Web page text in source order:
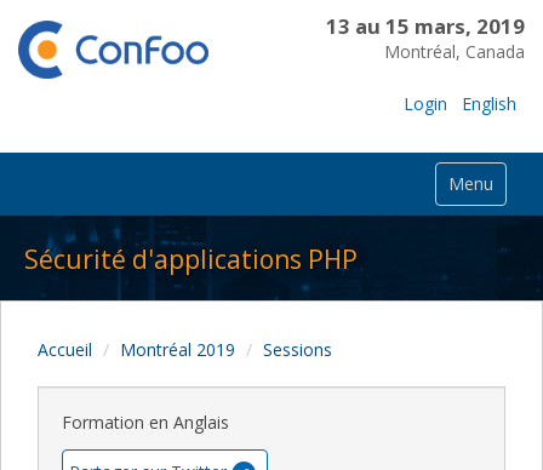
13 au 15 mars, 2019
Montréal, Canada
Login English
Menu
Sécurité d'applications PHP
Accueil Montréal 2019 Sessions
Formation en Anglais